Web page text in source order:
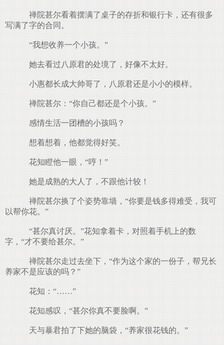
禅院甚尔看着摆满了桌子的存折和银行卡，还有很多
写满了字的合同。
“我想收养一个小孩。”
她去看过八原君的处境了，好像不太好。
小惠都长成大帅哥了，八原君还是小小的模样。
禅院甚尔：“你自己都还是个小孩。”
感情生活一团槽的小孩吗？
想着想着，他都觉得好笑。
花知瞪他一眼，“哼！”
她是成熟的大人了，不跟他计较！
禅院甚尔换了个姿势靠墙，“你要是钱多得难受，我可
以帮你花。”
“甚尔真讨厌。”花知拿着卡，对照着手机上的数
字，“才不要给甚尔。”
禅院甚尔走过去坐下，“作为这个家的一份子，帮兄长
养家不是应该的吗？”
花知：“……”
花知感叹，“甚尔你真不要脸啊。”
天与暴君拍了下她的脑袋，“养家很花钱的。”